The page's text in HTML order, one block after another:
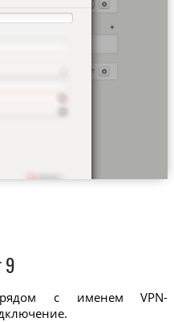
9
рядом с именем VPN-